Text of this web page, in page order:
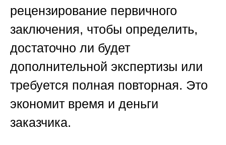
рецензирование первичного
заключения, чтобы определить,
достаточно ли будет
дополнительной экспертизы или
требуется полная повторная. Это
экономит время и деньги
заказчика.